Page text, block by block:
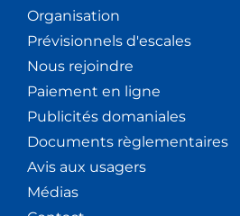
Organisation
Prévisionnels d'escales
Nous rejoindre
Paiement en ligne
Publicités domaniales
Documents règlementaires
Avis aux usagers
Médias